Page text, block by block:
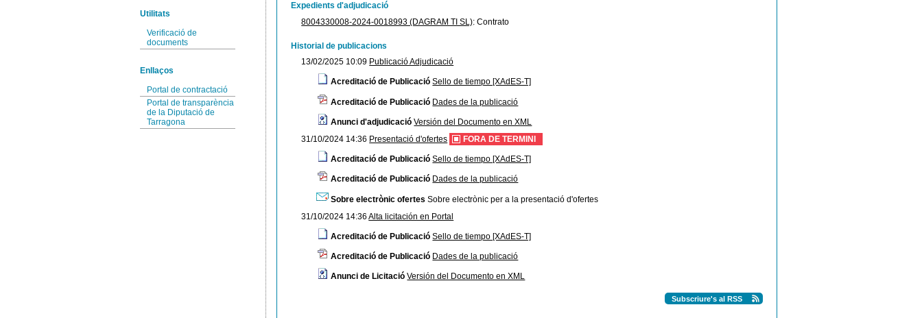
Utilitats
Verificació de
documents
Enllaços
Portal de contractació
Portal de transparència
de la Diputació de
Tarragona
Expedients d'adjudicació
8004330008-2024-0018993 (DAGRAM TI SL):Contrato
Historial de publicacions
13/02/2025 10:09 Publicació Adjudicació
Acreditació de Publicació Sello de tiempo [XAdES-T]
Acreditació de Publicació Dades de la publicació
Anunci d'adjudicació Versión del Documento en XML
31/10/2024 14:36 Presentació d'ofertes FORA DE TERMINI
Acreditació de Publicació Sello de tiempo [XAdES-T]
Acreditació de Publicació Dades de la publicació
Sobre electrònic ofertes Sobre electrònic per a la presentació d'ofertes
31/10/2024 14:36Alta licitación en Portal
Acreditació de Publicació Sello de tiempo [XAdES-T]
Acreditació de Publicació Dades de la publicació
Anunci de Licitació Versión del Documento en XML
Subscriure's al RSS